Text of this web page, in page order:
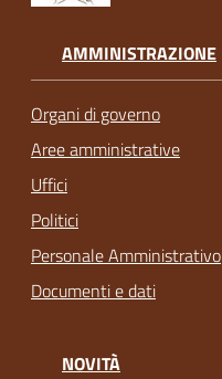
AMMINISTRAZIONE
Organi di governo
Aree amministrative
Uffici
Politici
Personale Amministrativo
Documenti e dati
NOVITÀ